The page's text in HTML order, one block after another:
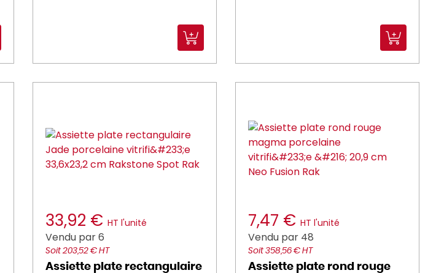
33,92 € HT l'unité
Vendu par 6
Soit 203,52 € HT
Assiette plate rectangulaire
7,47 € HT l'unité
Vendu par 48
Soit 358,56 € HT
Assiette plate rond rouge